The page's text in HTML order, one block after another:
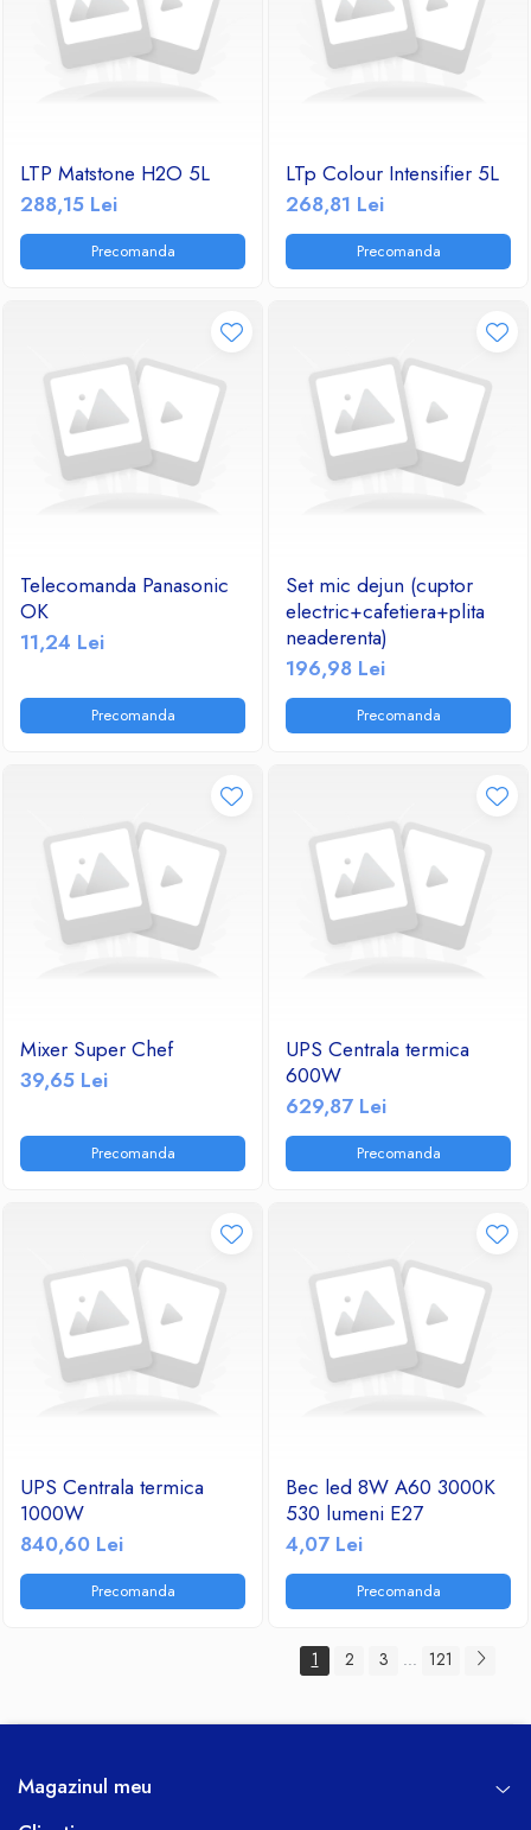
LTP Matstone H2O 5L
288,15 Lei
Precomanda
LTp Colour Intensifier 5L
268,81 Lei
Precomanda
Telecomanda Panasonic
OK
11,24 Lei
Precomanda
Set mic dejun (cuptor
electric+cafetiera+plita
neaderenta)
196,98 Lei
Precomanda
Mixer Super Chef
39,65 Lei
Precomanda
UPS Centrala termica
600W
629,87 Lei
Precomanda
UPS Centrala termica
1000W
840,60 Lei
Precomanda
Bec led 8W A60 3000K
530 lumeni E27
4,07 Lei
Precomanda
1 2 3 ... 121
Magazinul meu